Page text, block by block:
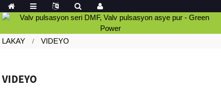
LAKAY VIDEYO
VIDEYO